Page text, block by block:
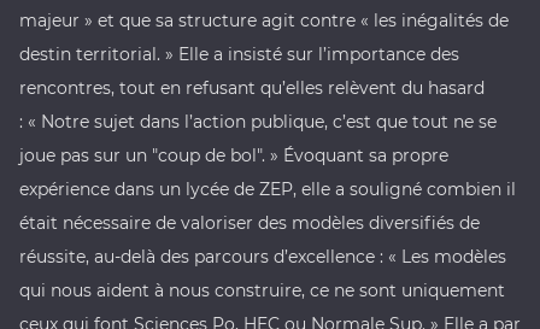
majeur » et que sa structure agit contre « les inégalités de
destin territorial. » Elle a insisté sur l’importance des
rencontres, tout en refusant qu’elles relèvent du hasard
: « Notre sujet dans l’action publique, c’est que tout ne se
joue pas sur un "coup de bol". » Évoquant sa propre
expérience dans un lycée de ZEP, elle a souligné combien il
était nécessaire de valoriser des modèles diversifiés de
réussite, au-delà des parcours d’excellence : « Les modèles
qui nous aident à nous construire, ce ne sont uniquement
ceux qui font Sciences Po, HEC ou Normale Sup. » Elle a par